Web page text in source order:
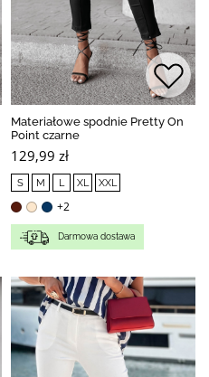
Materiałowe spodnie Pretty On
Point czarne
129,99 zł
S M L XL XXL
+2
Darmowa dostawa